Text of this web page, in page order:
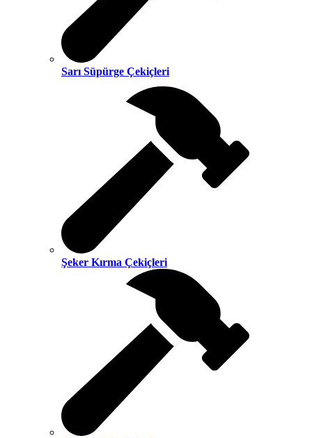
Sarı Süpürge Çekiçleri
Şeker Kırma Çekiçleri